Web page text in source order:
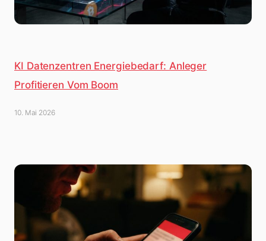
KI Datenzentren Energiebedarf: Anleger
Profitieren Vom Boom
10. Mai 2026